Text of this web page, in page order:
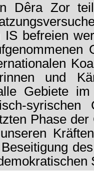
Dêra Zor
befreien
und
Gebiete
syrischen
Phase